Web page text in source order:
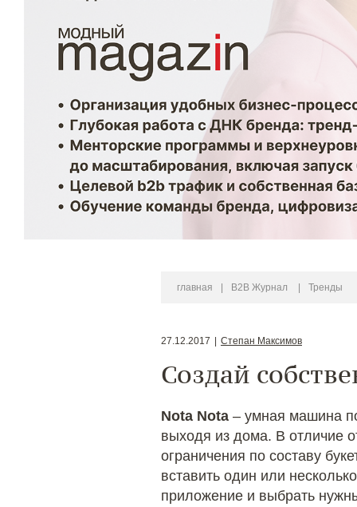
главная B2B Журнал Тренды
27.12.2017 Степан Максимов
Создай
Nota Nota – умная машина
выходя из дома. В отличие
ограничения по составу
вставить один или
приложение и выбрать